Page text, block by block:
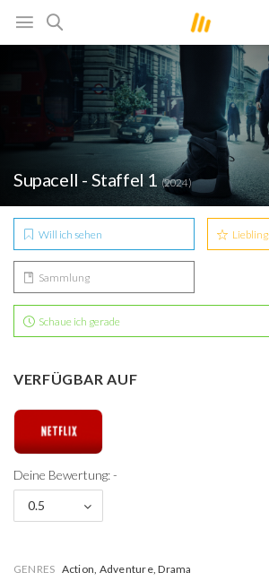
Supacell - Staffel 1(2024)
Will ich sehen
Sammlung
Schaue ich gerade
VERFÜGBAR AUF
Deine Bewertung: -
0.5
GENRES Action, Adventure, Drama